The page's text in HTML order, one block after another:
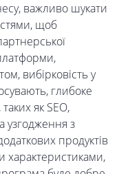
важливо шукати
щоб
вибірковість у
глибоке
як SEO,
узгодження з
продуктів
характеристиками,